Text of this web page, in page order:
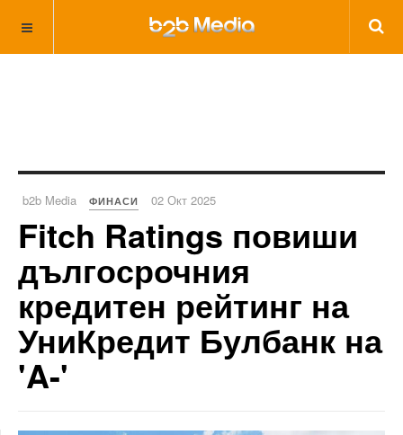
b2b Media ФИНАСИ 02 Окт 2025
Fitch Ratings повиши
дългосрочния
кредитен рейтинг на
УниКредит Булбанк на
'A-'